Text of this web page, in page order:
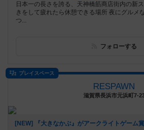
日本一の長さを誇る、天神橋筋商店街内の新
きをして疲れたら休憩できる場所 夜にグルメ
つ...
フォローする
プレイスペース
RESPAWN
滋賀県長浜市元浜町7-